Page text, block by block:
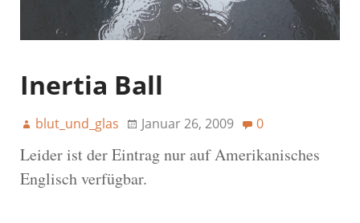
Inertia Ball
blut_und_glas Januar 26, 2009 0
Leider ist der Eintrag nur auf Amerikanisches
Englisch verfügbar.